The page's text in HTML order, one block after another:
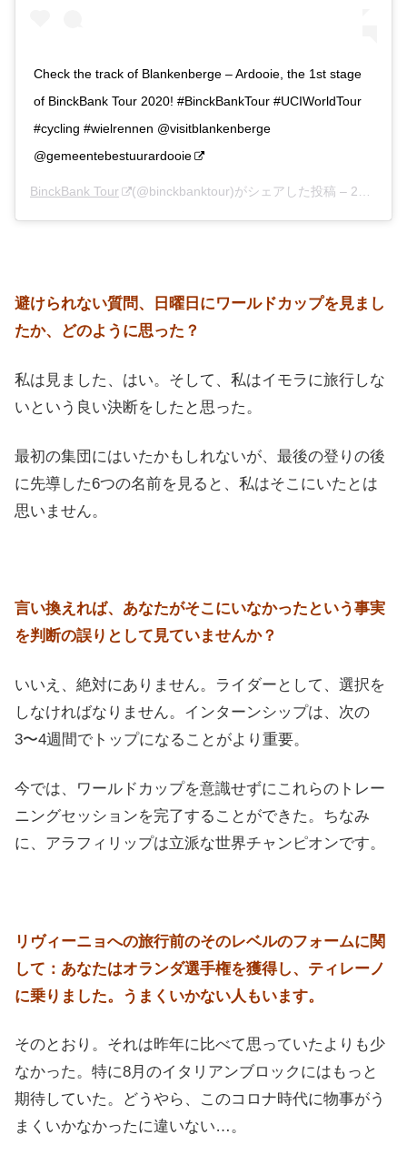
Check the track of Blankenberge – Ardooie, the 1st stage
of BinckBank Tour 2020! #BinckBankTour #UCIWorldTour
#cycling #wielrennen @visitblankenberge
@gemeentebestuurardooie
BinckBank Tour (@binckbanktour)がシェアした投稿 – 2020年 9月月4日午後12時00分PDT
避けられない質問、日曜日にワールドカップを見まし
たか、どのように思った？
私は見ました、はい。そして、私はイモラに旅行しな
いという良い決断をしたと思った。
最初の集団にはいたかもしれないが、最後の登りの後
に先導した6つの名前を見ると、私はそこにいたとは
思いません。
言い換えれば、あなたがそこにいなかったという事実
を判断の誤りとして見ていませんか？
いいえ、絶対にありません。ライダーとして、選択を
しなければなりません。インターンシップは、次の
3〜4週間でトップになることがより重要。
今では、ワールドカップを意識せずにこれらのトレー
ニングセッションを完了することができた。ちなみ
に、アラフィリップは立派な世界チャンピオンです。
リヴィーニョへの旅行前のそのレベルのフォームに関
して：あなたはオランダ選手権を獲得し、ティレーノ
に乗りました。うまくいかない人もいます。
そのとおり。それは昨年に比べて思っていたよりも少
なかった。特に8月のイタリアンブロックにはもっと
期待していた。どうやら、このコロナ時代に物事がう
まくいかなかったに違いない…。